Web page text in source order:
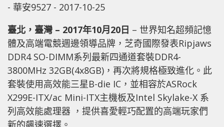
- 華安9527 - 2017-10-25
臺北，臺灣 – 2017年10月20日 – 世界知名超頻記憶
體及高端電競週邊領導品牌，芝奇國際發表Ripjaws
DDR4 SO-DIMM系列最新四通道套裝DDR4-
3800MHz 32GB(4x8GB)，再次將規格極致進化。此
套裝使用高效能三星B-die IC，並相容於ASRock
X299E-ITX/ac Mini-ITX主機板及Intel Skylake-X 系
列高效能處理器 ，提供喜愛輕巧配置的高端玩家們
新的飆速選擇。